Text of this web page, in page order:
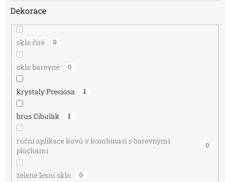
Dekorace
sklo čiré 0
sklo barevné 0
krystaly Preciosa 1
brus Cibulák 1
ruční aplikace kovů v kombinaci s barevnými
plochami
0
zelené lesní sklo 0